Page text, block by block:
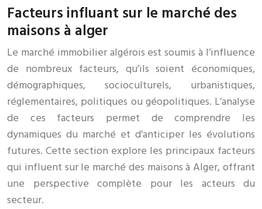
Facteurs influant sur le marché des
maisons à alger
Le marché immobilier algérois est soumis à l’influence
de nombreux facteurs, qu’ils soient économiques,
démographiques, socioculturels, urbanistiques,
réglementaires, politiques ou géopolitiques. L’analyse
de ces facteurs permet de comprendre les
dynamiques du marché et d’anticiper les évolutions
futures. Cette section explore les principaux facteurs
qui influent sur le marché des maisons à Alger, offrant
une perspective complète pour les acteurs du
secteur.